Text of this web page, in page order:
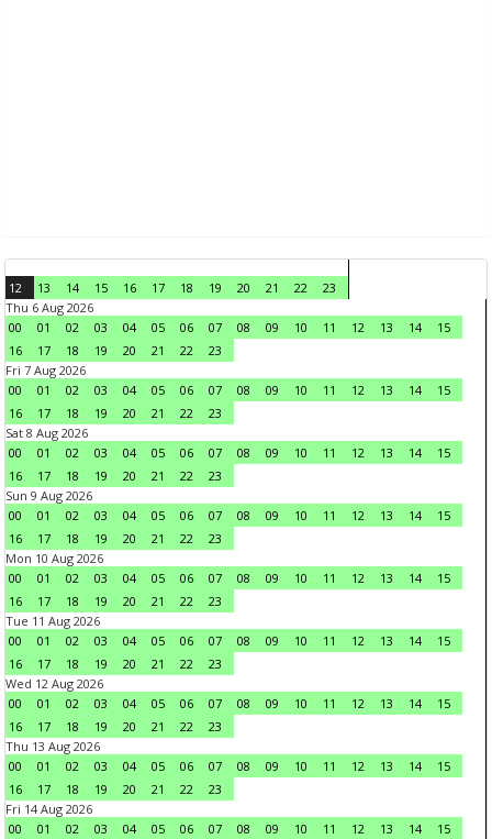
12 13 14 15 16 17 18 19 20 21 22
23
Thu 6 Aug 2026
00
01 02 03 04 05 06 07 08 09 10 11 12 13 14
15
16
17 18 19 20 21 22
23
Fri 7 Aug 2026
00
01 02 03 04 05 06 07 08 09 10 11 12 13 14
15
16
17 18 19 20 21 22
23
Sat 8 Aug 2026
00
01 02 03 04 05 06 07 08 09 10 11 12 13 14
15
16
17 18 19 20 21 22
23
Sun 9 Aug 2026
00
01 02 03 04 05 06 07 08 09 10 11 12 13 14
15
16
17 18 19 20 21 22
23
Mon 10 Aug 2026
00
01 02 03 04 05 06 07 08 09 10 11 12 13 14
15
16
17 18 19 20 21 22
23
Tue 11 Aug 2026
00
01 02 03 04 05 06 07 08 09 10 11 12 13 14
15
16
17 18 19 20 21 22
23
Wed 12 Aug 2026
00
01 02 03 04 05 06 07 08 09 10 11 12 13 14
15
16
17 18 19 20 21 22
23
Thu 13 Aug 2026
00
01 02 03 04 05 06 07 08 09 10 11 12 13 14
15
16
17 18 19 20 21 22
23
Fri 14 Aug 2026
00
01 02 03 04 05 06 07 08 09 10 11 12 13 14 15